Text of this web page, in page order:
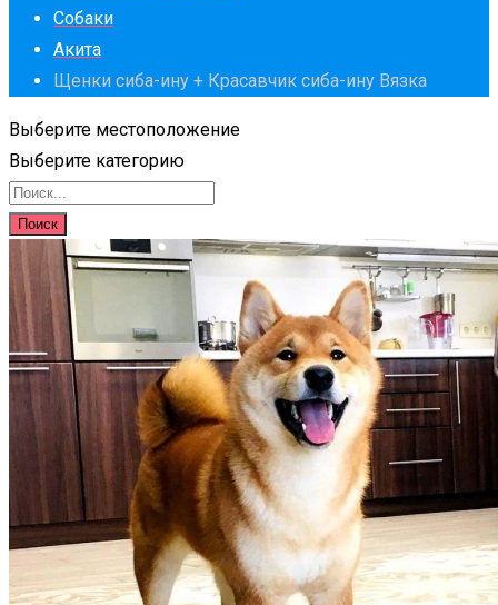
Собаки
Акита
Щенки сиба-ину + Красавчик сиба-ину Вязка
Выберите местоположение
Выберите категорию
Поиск